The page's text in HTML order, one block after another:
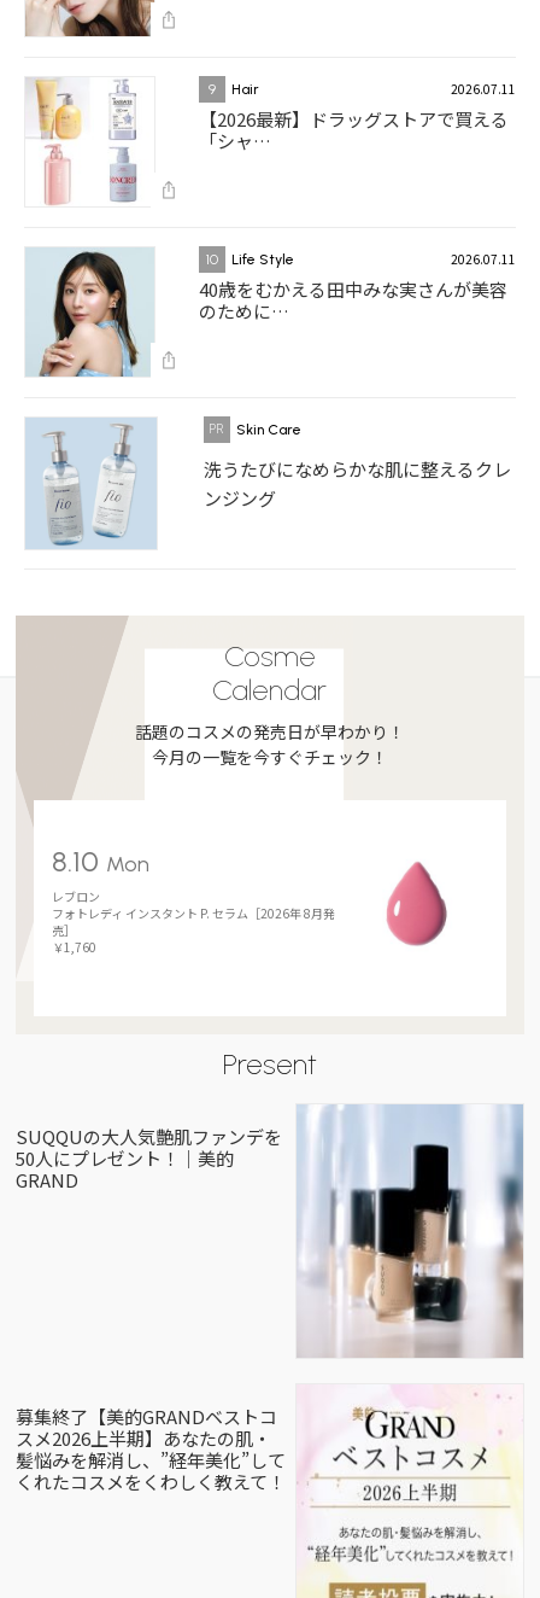
9 Hair 2026.07.11
【2026最新】ドラッグストアで買える
「シャ…
10 Life Style 2026.07.11
40歳をむかえる田中みな実さんが美容
のために…
Skin Care
洗うたびになめらかな肌に整えるクレ
ンジング
Cosme
Calendar
話題のコスメの発売日が早わかり！
今月の一覧を今すぐチェック！
8.10 Mon
レブロン
フォトレディ インスタント P. セラム［2026年 8月発
売］
￥1,760
Present
SUQQUの大人気艶肌ファンデを
50人にプレゼント！｜美的
GRAND
募集終了【美的GRANDベストコ
スメ2026上半期】あなたの肌・
髪悩みを解消し、”経年美化”して
くれたコスメをくわしく教えて！